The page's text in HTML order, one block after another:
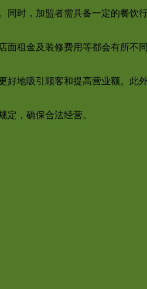
同时，加盟者需具备一定的餐饮
租金及装修费用等都会有所不
地吸引顾客和提高营业额。此
，确保合法经营。